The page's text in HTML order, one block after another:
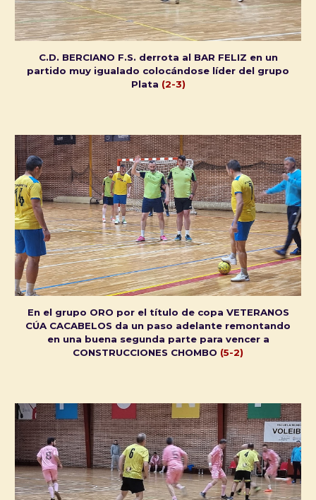
C.D. BERCIANO F.S. derrota al BAR FELIZ en un
partido muy igualado colocándose líder del grupo
Plata (2-3)
En el grupo ORO por el título de copa VETERANOS
CÚA CACABELOS da un paso adelante remontando
en una buena segunda parte para vencer a
CONSTRUCCIONES CHOMBO (5-2)